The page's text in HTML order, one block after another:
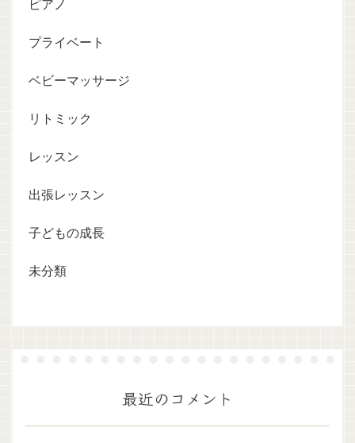
ピアノ
プライベート
ベビーマッサージ
リトミック
レッスン
出張レッスン
子どもの成長
未分類
最近のコメント